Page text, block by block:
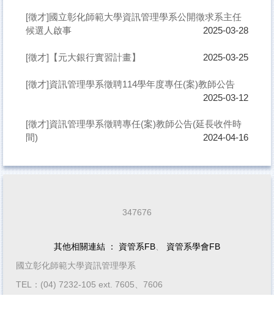
[徵才]國立彰化師範大學資訊管理學系公開徵求系主任
候選人啟事
2025-03-28
[徵才]【元大銀行實習計畫】 2025-03-25
[徵才]資訊管理學系徵聘114學年度專任(案)教師公告
2025-03-12
[徵才]資訊管理學系徵聘專任(案)教師公告(延長收件時
間)
2024-04-16
347676
其他相關連結 ： 資管系FB
資管系學會FB
國立彰化師範大學資訊管理學系
TEL：(04) 7232-105 ext. 7605、7606